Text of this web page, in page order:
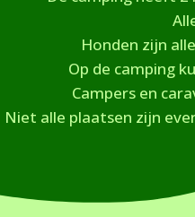
Honden zijn
Op de camping
Campers en
Niet alle plaatsen zijn